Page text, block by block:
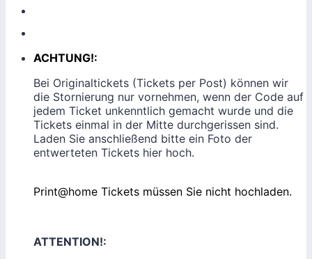
ACHTUNG!:
Bei Originaltickets (Tickets per Post) können wir
die Stornierung nur vornehmen, wenn der Code auf
jedem Ticket unkenntlich gemacht wurde und die
Tickets einmal in der Mitte durchgerissen sind.
Laden Sie anschließend bitte ein Foto der
entwerteten Tickets hier hoch.
Print@home Tickets müssen Sie nicht hochladen.
ATTENTION!: